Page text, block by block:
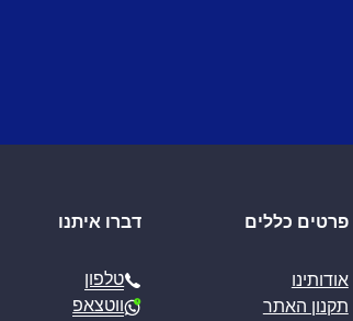
פרטים כללים
אודותינו
תקנון האתר
דברו איתנו
טלפון
ווטצאפ